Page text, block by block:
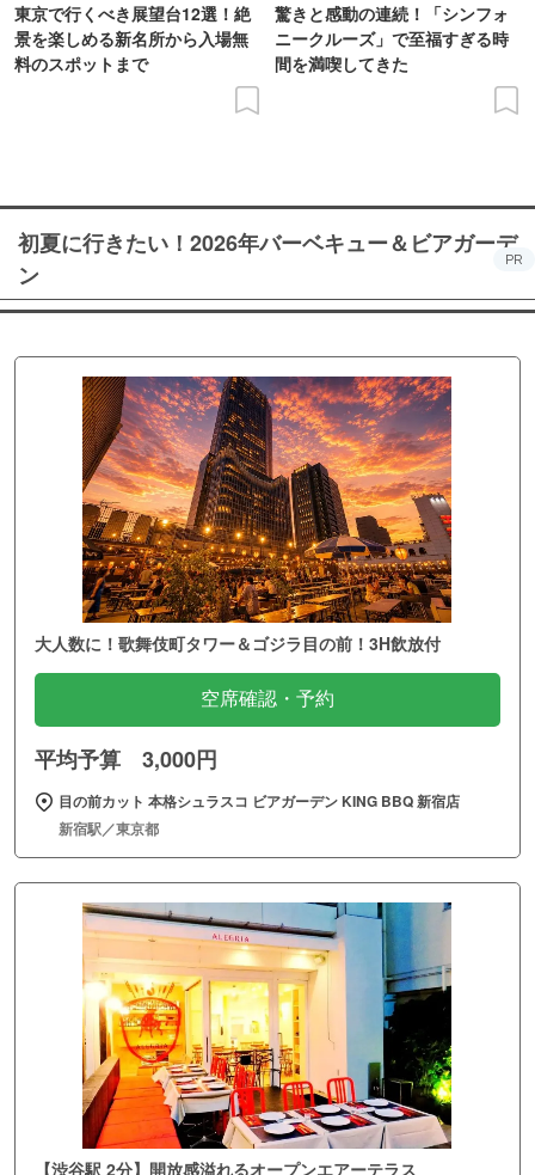
東京で行くべき展望台12選！絶
景を楽しめる新名所から入場無
料のスポットまで
驚きと感動の連続！「シンフォ
ニークルーズ」で至福すぎる時
間を満喫してきた
初夏に行きたい！2026年バーベキュー＆ビアガーデ
ン
PR
大人数に！歌舞伎町タワー＆ゴジラ目の前！3H飲放付
空席確認・予約
平均予算 3,000円
目の前カット 本格シュラスコ ビアガーデン KING BBQ 新宿店
新宿駅／東京都
【渋谷駅 2分】開放感溢れるオープンエアーテラス